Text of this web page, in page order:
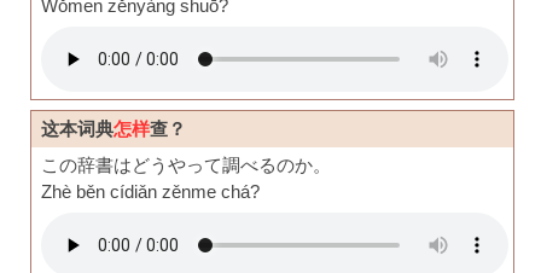
Wǒmen zěnyàng shuō?
这本词典怎样查？
この辞書はどうやって調べるのか。
Zhè běn cídiǎn zěnme chá?